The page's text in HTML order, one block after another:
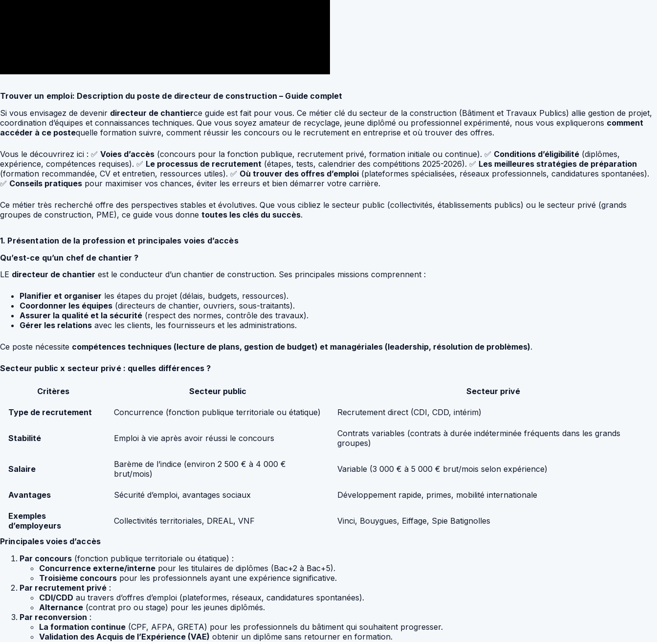
Trouver un emploi: Description du poste de directeur de construction – Guide complet
Si vous envisagez de devenir directeur de chantierce guide est fait pour vous. Ce métier clé du secteur de la construction (Bâtiment et Travaux Publics) allie gestion de projet,
coordination d’équipes et connaissances techniques. Que vous soyez amateur de recyclage, jeune diplômé ou professionnel expérimenté, nous vous expliquerons comment
accéder à ce postequelle formation suivre, comment réussir les concours ou le recrutement en entreprise et où trouver des offres.
Vous le découvrirez ici : ✅ Voies d’accès (concours pour la fonction publique, recrutement privé, formation initiale ou continue). ✅ Conditions d’éligibilité (diplômes,
expérience, compétences requises). ✅ Le processus de recrutement (étapes, tests, calendrier des compétitions 2025-2026). ✅ Les meilleures stratégies de préparation
(formation recommandée, CV et entretien, ressources utiles). ✅ Où trouver des offres d’emploi (plateformes spécialisées, réseaux professionnels, candidatures spontanées).
✅ Conseils pratiques pour maximiser vos chances, éviter les erreurs et bien démarrer votre carrière.
Ce métier très recherché offre des perspectives stables et évolutives. Que vous cibliez le secteur public (collectivités, établissements publics) ou le secteur privé (grands
groupes de construction, PME), ce guide vous donne toutes les clés du succès.
1. Présentation de la profession et principales voies d’accès
Qu’est-ce qu’un chef de chantier ?
LE directeur de chantier est le conducteur d’un chantier de construction. Ses principales missions comprennent :
Planifier et organiser les étapes du projet (délais, budgets, ressources).
Coordonner les équipes (directeurs de chantier, ouvriers, sous-traitants).
Assurer la qualité et la sécurité (respect des normes, contrôle des travaux).
Gérer les relations avec les clients, les fournisseurs et les administrations.
Ce poste nécessite compétences techniques (lecture de plans, gestion de budget) et managériales (leadership, résolution de problèmes).
Secteur public x secteur privé : quelles différences ?
Critères Secteur public Secteur privé
Type de recrutement Concurrence (fonction publique territoriale ou étatique) Recrutement direct (CDI, CDD, intérim)
Stabilité Emploi à vie après avoir réussi le concours
Contrats variables (contrats à durée indéterminée fréquents dans les grands
groupes)
Salaire
Barème de l’indice (environ 2 500 € à 4 000 €
brut/mois)
Variable (3 000 € à 5 000 € brut/mois selon expérience)
Avantages Sécurité d’emploi, avantages sociaux Développement rapide, primes, mobilité internationale
Exemples
d’employeurs
Collectivités territoriales, DREAL, VNF Vinci, Bouygues, Eiffage, Spie Batignolles
Principales voies d’accès
Par concours (fonction publique territoriale ou étatique) :
Concurrence externe/interne pour les titulaires de diplômes (Bac+2 à Bac+5).
Troisième concours pour les professionnels ayant une expérience significative.
Par recrutement privé :
CDI/CDD au travers d’offres d’emploi (plateformes, réseaux, candidatures spontanées).
Alternance (contrat pro ou stage) pour les jeunes diplômés.
Par reconversion :
La formation continue (CPF, AFPA, GRETA) pour les professionnels du bâtiment qui souhaitent progresser.
Validation des Acquis de l’Expérience (VAE) obtenir un diplôme sans retourner en formation.